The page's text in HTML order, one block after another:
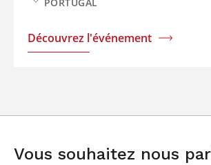
Découvrez l'événement
Vous souhaitez nous